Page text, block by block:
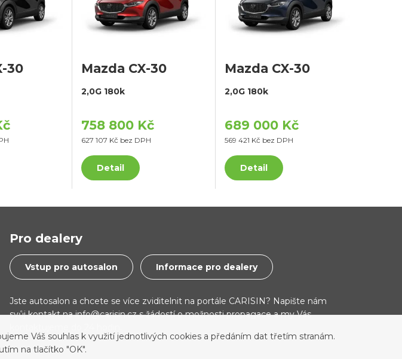
30 Mazda CX-30
2,0G 180k
758 800 Kč
627 107 Kč bez DPH
Detail
Mazda CX-30
2,0G 180k
689 000 Kč
569 421 Kč bez DPH
Detail
Pro dealery
Vstup pro autosalon Informace pro dealery
Jste autosalon a chcete se více zviditelnit na portále CARISIN? Napište nám
svůj kontakt na info@carisin.cz s žádostí o možnosti propagace a my Vás
Váš souhlas k využití jednotlivých cookies a předáním dat třetím stranám.
na tlačítko "OK".